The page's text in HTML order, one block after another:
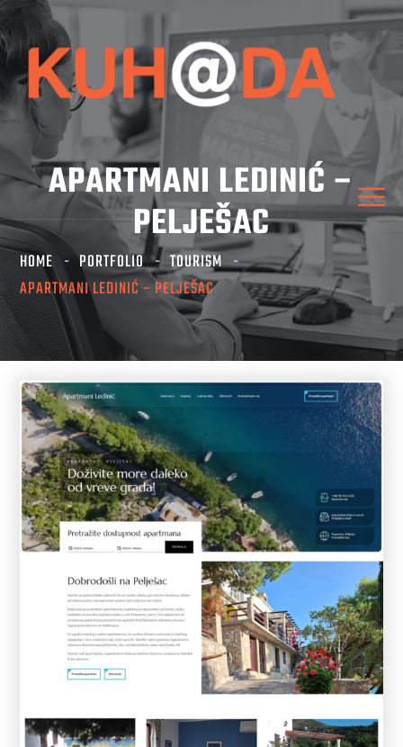
APARTMANI LEDINIĆ –
PELJEŠAC
HOME PORTFOLIO
TOURISM
APARTMANI LEDINIĆ – PELJEŠAC